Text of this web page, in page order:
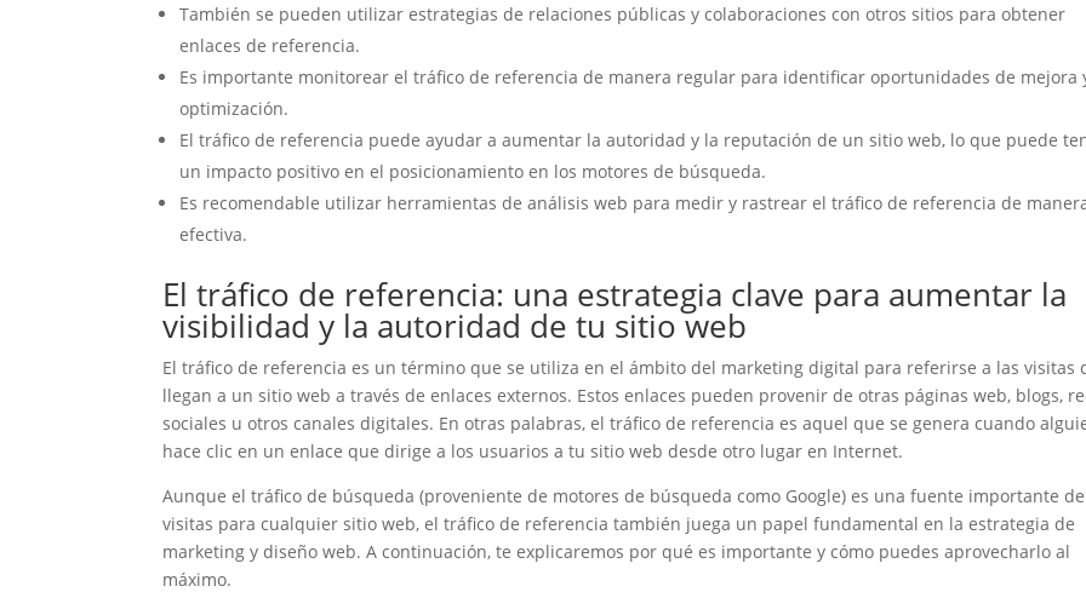
También se pueden utilizar estrategias de relaciones públicas y colaboraciones con otros sitios para obtener
enlaces de referencia.
Es importante monitorear el tráfico de referencia de manera regular para identificar oportunidades de mejora
optimización.
El tráfico de referencia puede ayudar a aumentar la autoridad y la reputación de un sitio web, lo que puede
un impacto positivo en el posicionamiento en los motores de búsqueda.
Es recomendable utilizar herramientas de análisis web para medir y rastrear el tráfico de referencia de
efectiva.
El tráfico de referencia: una estrategia clave para aumentar la
visibilidad y la autoridad de tu sitio web
El tráfico de referencia es un término que se utiliza en el ámbito del marketing digital para referirse a las visitas
llegan a un sitio web a través de enlaces externos. Estos enlaces pueden provenir de otras páginas web, blogs,
sociales u otros canales digitales. En otras palabras, el tráfico de referencia es aquel que se genera cuando
hace clic en un enlace que dirige a los usuarios a tu sitio web desde otro lugar en Internet.
Aunque el tráfico de búsqueda (proveniente de motores de búsqueda como Google) es una fuente importante de
visitas para cualquier sitio web, el tráfico de referencia también juega un papel fundamental en la estrategia de
marketing y diseño web. A continuación, te explicaremos por qué es importante y cómo puedes aprovecharlo al
máximo.